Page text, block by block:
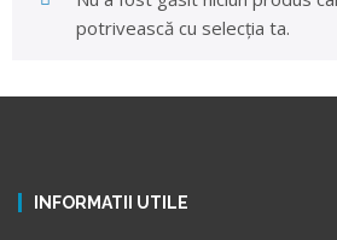
potrivească cu selecția ta.
INFORMATII UTILE